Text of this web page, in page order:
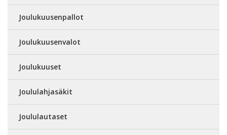
Joulukuusenpallot
Joulukuusenvalot
Joulukuuset
Joululahjasäkit
Joululautaset